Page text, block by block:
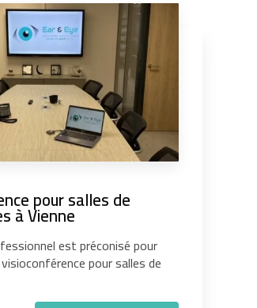
pour salles de
à Vienne
est préconisé pour
pour salles de